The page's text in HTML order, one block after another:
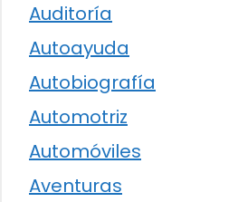
Auditoría
Autoayuda
Autobiografía
Automotriz
Automóviles
Aventuras